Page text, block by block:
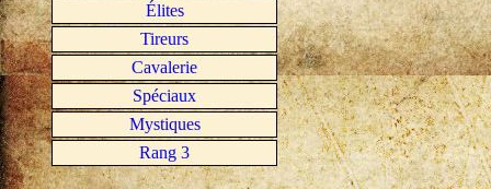
Élites
Tireurs
Cavalerie
Spéciaux
Mystiques
Rang 3